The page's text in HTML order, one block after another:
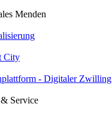
Menden
City
- Digitaler Zwilling
Service